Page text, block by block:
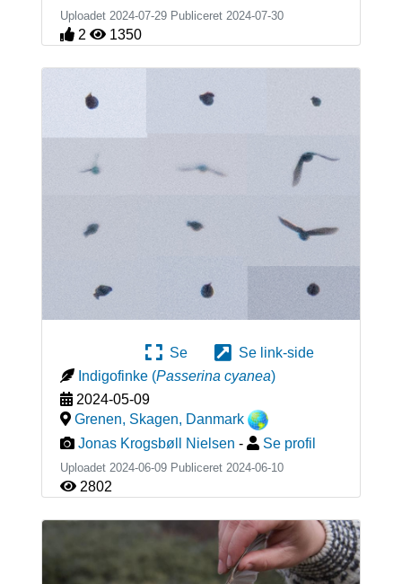
Uploadet 2024-07-29 Publiceret 2024-07-30
2 1350
Se
Se link-side
Indigofinke (Passerina cyanea)
2024-05-09
Grenen, Skagen, Danmark
Jonas Krogsbøll Nielsen - Se profil
Uploadet 2024-06-09 Publiceret 2024-06-10
2802